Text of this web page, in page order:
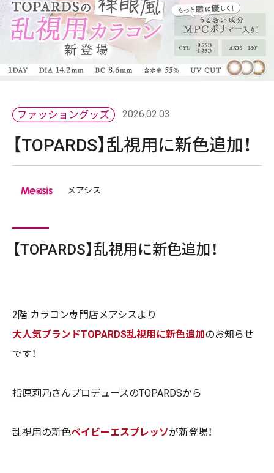
2026.02.03
【TOPARDS】乱視用に新色追加！
メアシス
【TOPARDS】乱視用に新色追加！
2階 カラコン専門店メアシスより
大人気ブランドTOPARDS乱視用に新色追加のお知らせ
です！
指原莉乃さんプロデュースのTOPARDSから
乱視用の新色ベイビーエスプレッソが新登場！